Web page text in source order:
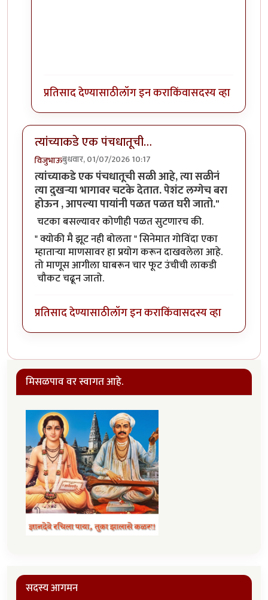
प्रतिसाद देण्यासाठीलॉग इन कराकिंवासदस्य व्हा
त्यांच्याकडे एक पंचधातूची…
विजुभाऊबुधवार, 01/07/2026 10:17
त्यांच्याकडे एक पंचधातूची सळी आहे, त्या सळीनं
त्या दुखऱ्या भागावर चटके देतात. पेशंट लग्गेच बरा
होऊन , आपल्या पायांनी पळत पळत घरी जातो."
चटका बसल्यावर कोणीही पळत सुटणारच की.
" क्योकी मै झूट नही बोलता " सिनेमात गोविंदा एका
म्हाताऱ्या माणसावर हा प्रयोग करून दाखवलेला आहे.
तो माणूस आगीला घाबरून चार फूट उंचीची लाकडी
चौकट चढून जातो.
प्रतिसाद देण्यासाठीलॉग इन कराकिंवासदस्य व्हा
मिसळपाव वर स्वागत आहे.
सदस्य आगमन